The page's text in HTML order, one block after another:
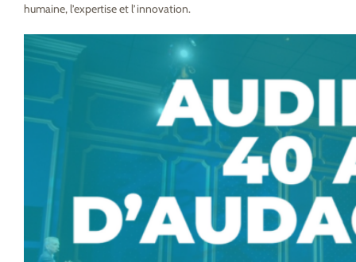
humaine, l’expertise et l’innovation.